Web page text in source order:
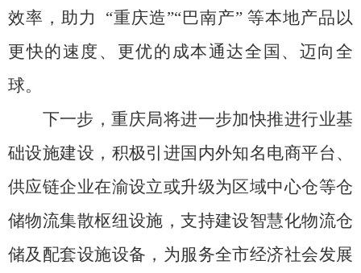
效率，助力
“重庆造”“巴南产”等本地产品以
更快的速度、更优的成本通达全国、迈向全
球。
下一步，重庆局将进一步加快推进行业基
础设施建设，积极引进国内外知名电商平台、
供应链企业在渝设立或升级为区域中心仓等仓
储物流集散枢纽设施，支持建设智慧化物流仓
储及配套设施设备，为服务全市经济社会发展